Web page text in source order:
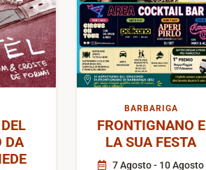
DA
BARBARIGA
FRONTIGNANO E
LA SUA FESTA
7 Agosto - 10 Agosto